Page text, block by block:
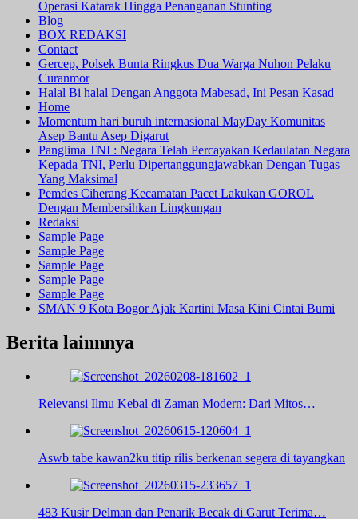
Operasi Katarak Hingga Penanganan Stunting
Blog
BOX REDAKSI
Contact
Gercep, Polsek Bunta Ringkus Dua Warga Nuhon Pelaku
Curanmor
Halal Bi halal Dengan Anggota Mabesad, Ini Pesan Kasad
Home
Momentum hari buruh internasional MayDay Komunitas
Asep Bantu Asep Digarut
Panglima TNI : Negara Telah Percayakan Kedaulatan Negara
Kepada TNI, Perlu Dipertanggungjawabkan Dengan Tugas
Yang Maksimal
Pemdes Ciherang Kecamatan Pacet Lakukan GOROL
Dengan Membersihkan Lingkungan
Redaksi
Sample Page
Sample Page
Sample Page
Sample Page
Sample Page
SMAN 9 Kota Bogor Ajak Kartini Masa Kini Cintai Bumi
Berita lainnnya
Relevansi Ilmu Kebal di Zaman Modern: Dari Mitos…
Aswb tabe kawan2ku titip rilis berkenan segera di tayangkan
483 Kusir Delman dan Penarik Becak di Garut Terima…